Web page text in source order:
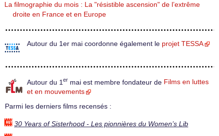
La filmographie du mois : La "résistible ascension" de l’extrême
droite en France et en Europe
Autour du 1er mai coordonne également le projet TESSA
Autour du 1 er mai est membre fondateur de Films en luttes
et en mouvements
Parmi les derniers films recensés :
30 Years of Sisterhood - Les pionnières du Women’s Lib